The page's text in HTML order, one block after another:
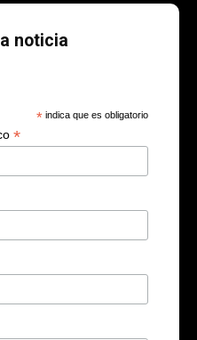
noticia
* indica que es obligatorio
*